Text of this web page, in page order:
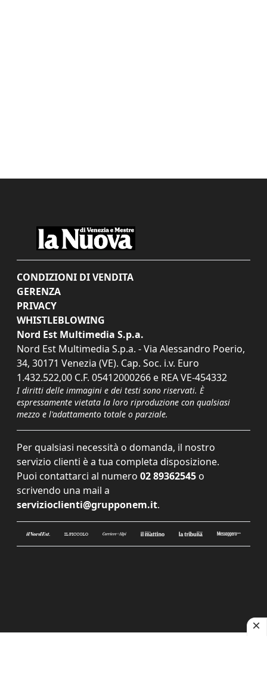
CONDIZIONI DI VENDITA
GERENZA
PRIVACY
WHISTLEBLOWING
Nord Est Multimedia S.p.a.
Nord Est Multimedia S.p.a. - Via Alessandro Poerio,
34, 30171 Venezia (VE). Cap. Soc. i.v. Euro
1.432.522,00 C.F. 05412000266 e REA VE-454332
I diritti delle immagini e dei testi sono riservati. È
espressamente vietata la loro riproduzione con qualsiasi
mezzo e l'adattamento totale o parziale.
Per qualsiasi necessità o domanda, il nostro
servizio clienti è a tua completa disposizione.
Puoi contattarci al numero 02 89362545 o
scrivendo una mail a
servizioclienti@grupponem.it.